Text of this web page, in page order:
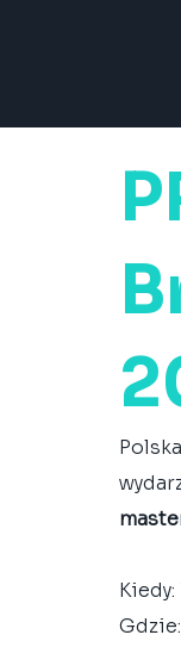
Kiedy: